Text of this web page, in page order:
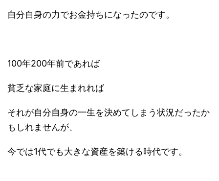
自分自身の力でお金持ちになったのです。
100年200年前であれば
貧乏な家庭に生まれれば
それが自分自身の一生を決めてしまう状況だったか
もしれませんが、
今では1代でも大きな資産を築ける時代です。